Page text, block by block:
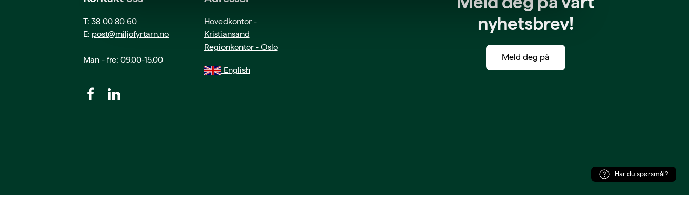
T: 38 00 80 60
E: post@miljofyrtarn.no
Man - fre: 09.00-15.00
Hovedkontor -
Kristiansand
Regionkontor - Oslo
English
nyhetsbrev!
Meld deg på
Har du spørsmål?